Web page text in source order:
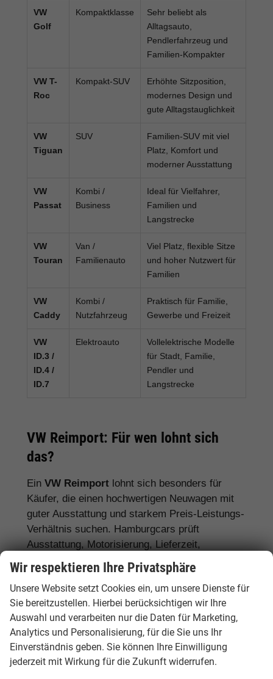
VW
Golf
Kompaktklasse
Sehr beliebt als
Alltagsauto,
Pendlerfahrzeug und
Familien-Kompakter
VW T-
Roc
Kompakt-SUV
Erhöhte Sitzposition,
modernes Design und
gute Alltagstauglichkeit
VW
Tiguan
SUV
Familien-SUV mit viel
Platz, Komfort und
moderner Ausstattung
VW
Passat
Kombi /
Business
Ideal für Vielfahrer,
Familien und
Langstrecke
VW
Touran
Van /
Familienauto
Viel Platz, flexible Sitze
und hoher Nutzwert für
Familien
VW
Caddy
Kombi /
Nutzfahrzeug
Praktisch für Familie,
Gewerbe und Freizeit
VW
ID.3 /
ID.4 /
ID.7
Elektroauto
Vollelektrische Modelle
für Stadt, Familie,
Pendler und
Langstrecke
VW Reimport: Für wen lohnt sich
das?
Ein VW Reimport lohnt sich besonders für
Käufer, die einen hochwertigen Neuwagen mit
guter Ausstattung und starkem Preis-Leistungs-
Verhältnis suchen. Hamburgcars prüft
Ausstattung, Motorisierung, Lieferzeit,
Garantiebedingungen und Fahrzeugdetails
transparent vor dem Kauf.
Für Stadtfahrer:VW Polo, VW Golf, VW
ID.3
Für Familien: VW Tiguan, VW Passat
Variant, VW Touran, VW Caddy
Wir respektieren Ihre Privatsphäre
Unsere Website setzt Cookies ein, um unsere Dienste für
Sie bereitzustellen. Hierbei berücksichtigen wir Ihre
Auswahl und verarbeiten nur die Daten für Marketing,
Analytics und Personalisierung, für die Sie uns Ihr
Einverständnis geben. Sie können Ihre Einwilligung
jederzeit mit Wirkung für die Zukunft widerrufen.